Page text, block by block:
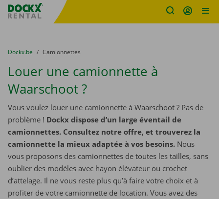
sitename
You are here:
du
Dockx.be to
Camionnettes
Louer une camionnette à
Waarschoot ?
Vous voulez louer une camionnette à Waarschoot ? Pas de
problème ! Dockx dispose d’un large éventail de
camionnettes. Consultez notre offre, et trouverez la
camionnette la mieux adaptée à vos besoins. Nous
vous proposons des camionnettes de toutes les tailles, sans
oublier des modèles avec hayon élévateur ou crochet
d’attelage. Il ne vous reste plus qu’à faire votre choix et à
profiter de votre camionnette de location. Vous avez des